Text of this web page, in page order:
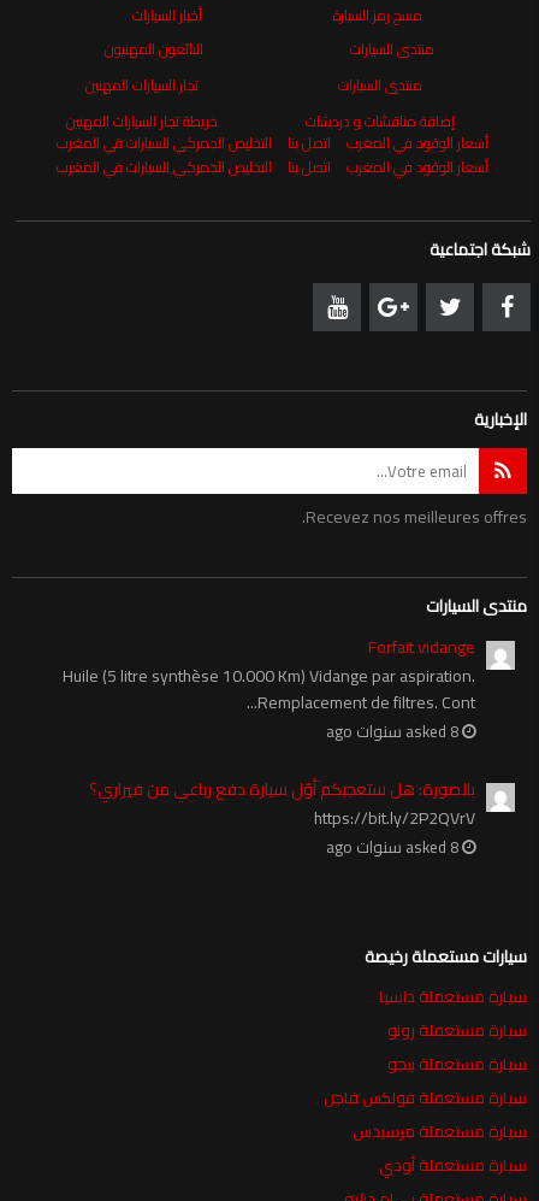
مسح رمز السيارة
أخبار السيارات
منتدى السيارات
منتدى السيارات
إضافة مناقشات و دردشات
البائعون المهنيون
تجار السيارات المهنين
خريطة تجار السيارات المهنين
أسعار الوقود في المغرب اتصل بنا
التخليص الجمركي للسيارات في المغرب
أسعار الوقود في المغرب
اتصل بنا التخليص الجمركي للسيارات في المغرب
شبكة اجتماعية
الإخبارية
Recevez nos meilleures offres.
منتدى السيارات
Forfait vidange
Huile (5 litre synthèse 10.000 Km) Vidange par aspiration.
Remplacement de filtres. Cont...
بالصورة: هل ستعجبكم أوّل سيارة دفع رباعي من فيراري؟
https://bit.ly/2P2QVrV
سيارات مستعملة رخيصة
سيارة مستعملة داسيا
سيارة مستعملة رونو
سيارة مستعملة بيجو
سيارة مستعملة فولكس فاجن
سيارة مستعملة مرسيدس
سيارة مستعملة أودي